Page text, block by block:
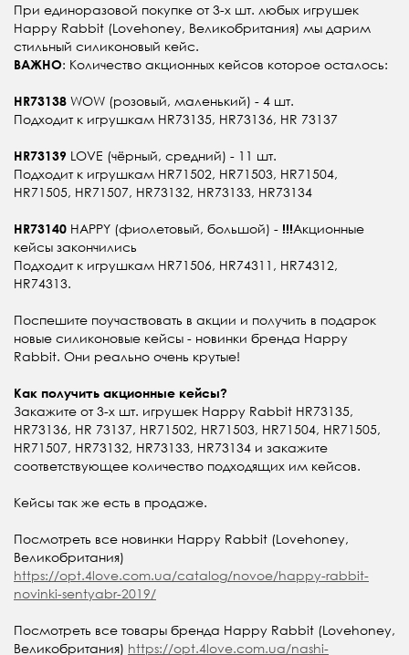
При единоразовой покупке от 3-х шт. любых игрушек
Happy Rabbit (Lovehoney, Великобритания) мы дарим
стильный силиконовый кейс.
ВАЖНО: Количество акционных кейсов которое осталось:
HR73138 WOW (розовый, маленький) - 4 шт.
Подходит к игрушкам HR73135, HR73136, HR 73137
HR73139 LOVE (чёрный, средний) - 11 шт.
Подходит к игрушкам HR71502, HR71503, HR71504,
HR71505, HR71507, HR73132, HR73133, HR73134
HR73140 HAPPY (фиолетовый, большой) - !!!Акционные
кейсы закончились
Подходит к игрушкам HR71506, HR74311, HR74312,
HR74313.
Поспешите поучаствовать в акции и получить в подарок
новые силиконовые кейсы - новинки бренда Happy
Rabbit. Они реально очень крутые!
Как получить акционные кейсы?
Закажите от 3-х шт. игрушек Happy Rabbit HR73135,
HR73136, HR 73137, HR71502, HR71503, HR71504, HR71505,
HR71507, HR73132, HR73133, HR73134 и закажите
соответствующее количество подходящих им кейсов.
Кейсы так же есть в продаже.
Посмотреть все новинки Happy Rabbit (Lovehoney,
Великобритания)
https://opt.4love.com.ua/catalog/novoe/happy-rabbit-
novinki-sentyabr-2019/
Посмотреть все товары бренда Happy Rabbit (Lovehoney,
Великобритания) https://opt.4love.com.ua/nashi-